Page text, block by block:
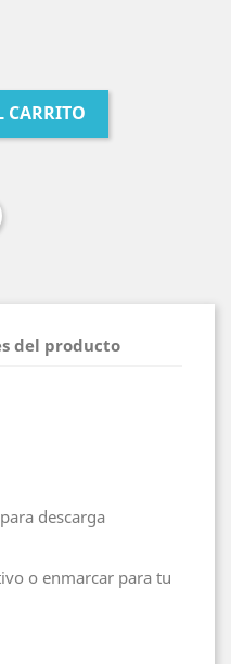
CARRITO
del producto
descarga
o enmarcar para tu